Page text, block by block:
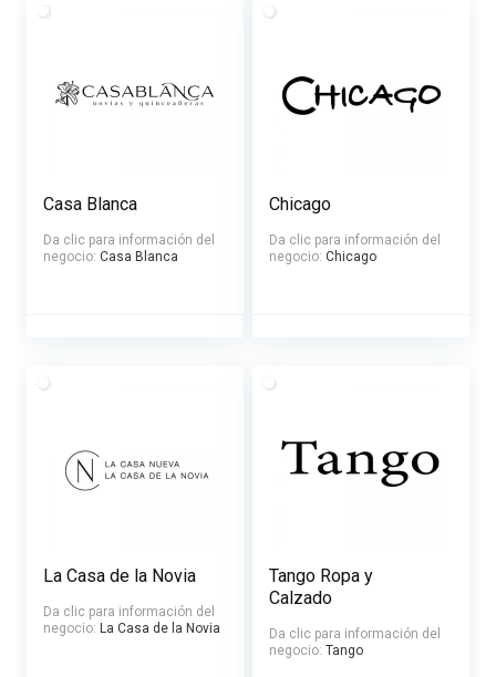
Casa Blanca
Da clic para información del
negocio: Casa Blanca
Chicago
Da clic para información del
negocio: Chicago
La Casa de la Novia
Da clic para información del
negocio: La Casa de la Novia
Tango Ropa y
Calzado
Da clic para información del
negocio: Tango